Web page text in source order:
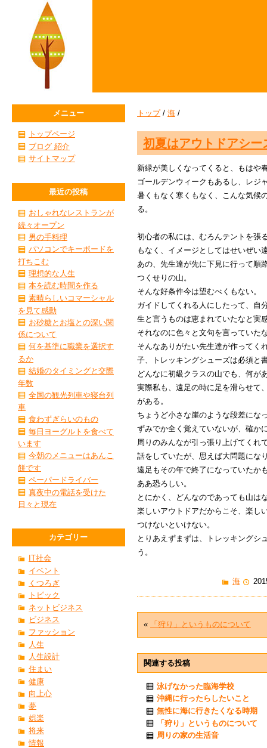
トップ/ 海 /
初夏はアウトドアシー
新緑が美しくなってくると、もはや
ゴールデンウィークもあるし、レジ
暑くもなく寒くもなく、こんな気候
る。
初心者の私には、むろんテントを張
もなく、イメージとしてはせいぜい
あの、先生達が先に下見に行って順
つくせりの山。
そんな好条件今は望むべくもない。
ガイドしてくれる人にしたって、自
生と言うものは恵まれていたなと実
それなのに色々と文句を言っていた
そんなありがたい先生達が作ってく
子、トレッキングシューズは必須と
どんなに初級クラスの山でも、何が
実際私も、遠足の時に足を滑らせて
がある。
ちょうど小さな崖のような段差にな
ずみでか全く覚えていないが、確か
周りのみんなが引っ張り上げてくれ
話をしていたが、思えば大問題にな
遠足もその年で終了になっていたか
ああ恐ろしい。
とにかく、どんなのであっても山は
楽しいアウトドアだからこそ、楽し
つけないといけない。
とりあえずまずは、トレッキングシ
う。
海
« 「狩り」というものについて
関連する投稿
泳げなかった臨海学校
沖縄に行ったらしたいこと
無性に海に行きたくなる時期
「狩り」というものについて
周りの家の生活音
メニュー
トップページ
ブログ 紹介
サイトマップ
最近の投稿
おしゃれなレストランが
続々オープン
男の手料理
パソコンでキーボードを
打ちこむ
理想的な人生
本を読む時間を作る
素晴らしいコマーシャル
を見て感動
お砂糖とお塩との深い関
係について
何を基準に職業を選択す
るか
結婚のタイミングと交際
年数
全国の観光列車や寝台列
車
食わずぎらいのもの
毎日ヨーグルトを食べて
います
今朝のメニューはあんこ
餅です
ペーパードライバー
真夜中の電話を受けた
日々と現在
カテゴリー
IT社会
イベント
くつろぎ
トピック
ネットビジネス
ビジネス
ファッション
人生
人生設計
住まい
健康
向上心
夢
娯楽
将来
情報